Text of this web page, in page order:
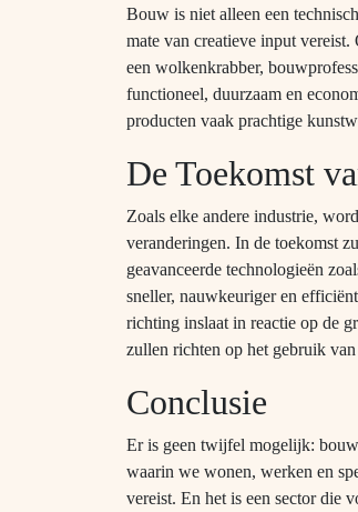
Bouw is niet alleen een
mate van creatieve input
een wolkenkrabber,
functioneel, duurzaam en
producten vaak prachtige
De Toekomst
Zoals elke andere industrie,
veranderingen. In de toekomst
geavanceerde technologieën
sneller, nauwkeuriger en
richting inslaat in reactie op de
zullen richten op het gebruik
Conclusie
Er is geen twijfel mogelijk:
waarin we wonen, werken en
vereist. En het is een sector die